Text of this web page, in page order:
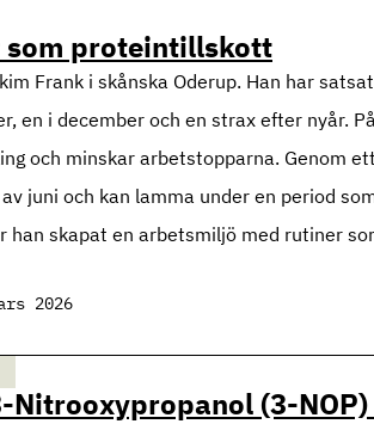
som proteintillskott
Frank i skånska Oderup. Han har
en i december och en strax efter nyår.
och minskar arbetstopparna. Genom
juni och kan lamma under en period
han skapat en arbetsmiljö med rutiner
2026
Nitrooxypropanol (3-